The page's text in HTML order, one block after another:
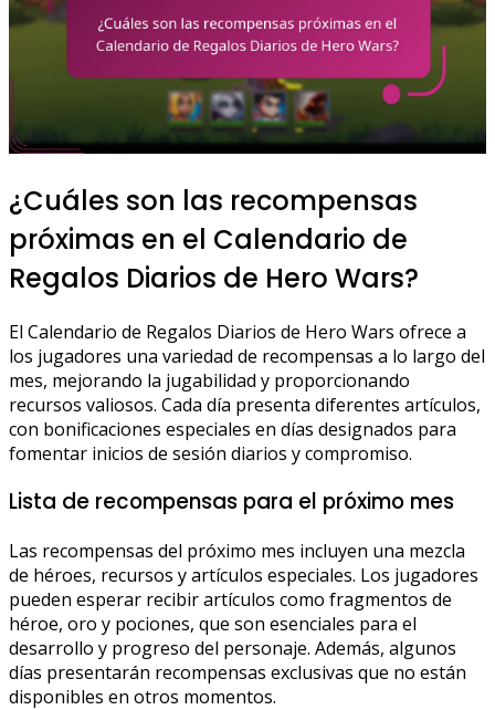
¿Cuáles son las recompensas
próximas en el Calendario de
Regalos Diarios de Hero Wars?
El Calendario de Regalos Diarios de Hero Wars ofrece a
los jugadores una variedad de recompensas a lo largo del
mes, mejorando la jugabilidad y proporcionando
recursos valiosos. Cada día presenta diferentes artículos,
con bonificaciones especiales en días designados para
fomentar inicios de sesión diarios y compromiso.
Lista de recompensas para el próximo mes
Las recompensas del próximo mes incluyen una mezcla
de héroes, recursos y artículos especiales. Los jugadores
pueden esperar recibir artículos como fragmentos de
héroe, oro y pociones, que son esenciales para el
desarrollo y progreso del personaje. Además, algunos
días presentarán recompensas exclusivas que no están
disponibles en otros momentos.